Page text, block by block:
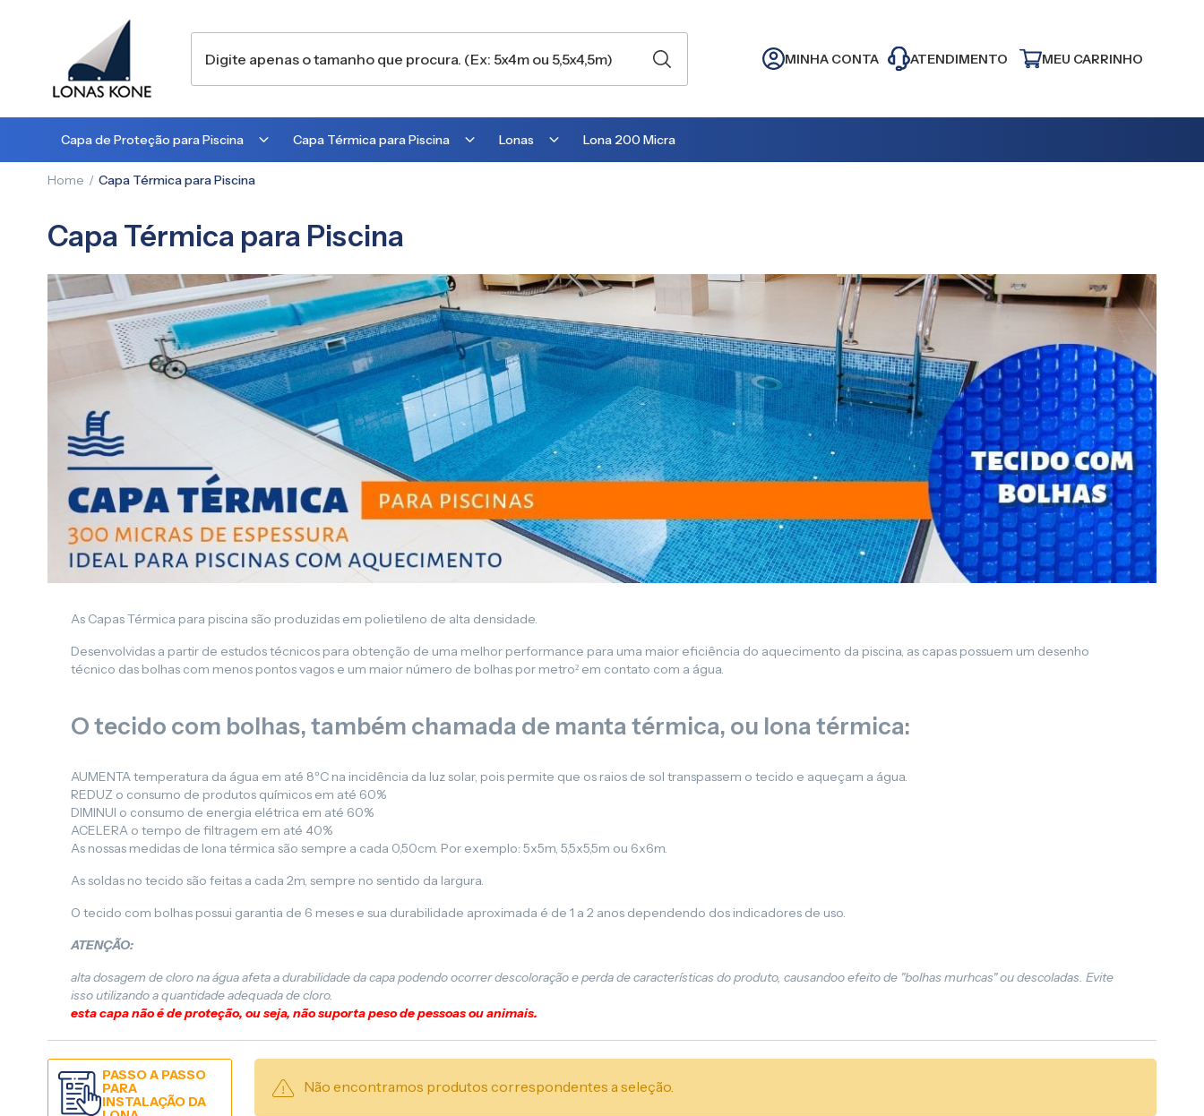
MINHA CONTA ATENDIMENTO MEU CARRINHO
Capa de Proteção para Piscina
300 MICRA
Capa Térmica para Piscina Lonas
Lona para Barraca
Lona para Camping
Lona para Estufa
Lona para cobrir Suculentas
Lona para Pergolado
Lona 200 Micra
Home Capa Térmica para Piscina
Capa Térmica para Piscina
As Capas Térmica para piscina são produzidas em polietileno de alta densidade.
Desenvolvidas a partir de estudos técnicos para obtenção de uma melhor performance para uma maior eficiência do aquecimento da piscina, as capas possuem um desenho
técnico das bolhas com menos pontos vagos e um maior número de bolhas por metro² em contato com a água.
O tecido com bolhas, também chamada de manta térmica, ou lona térmica:
AUMENTA temperatura da água em até 8ºC na incidência da luz solar, pois permite que os raios de sol transpassem o tecido e aqueçam a água.
REDUZ o consumo de produtos químicos em até 60%
DIMINUI o consumo de energia elétrica em até 60%
ACELERA o tempo de filtragem em até 40%
As nossas medidas de lona térmica são sempre a cada 0,50cm. Por exemplo: 5x5m, 5,5x5,5m ou 6x6m.
As soldas no tecido são feitas a cada 2m, sempre no sentido da largura.
O tecido com bolhas possui garantia de 6 meses e sua durabilidade aproximada é de 1 a 2 anos dependendo dos indicadores de uso.
ATENÇÃO:
alta dosagem de cloro na água afeta a durabilidade da capa podendo ocorrer descoloração e perda de características do produto, causandoo efeito de "bolhas murhcas" ou descoladas. Evite
isso utilizando a quantidade adequada de cloro.
esta capa não é de proteção, ou seja, não suporta peso de pessoas ou animais.
Não encontramos produtos correspondentes a seleção.
PASSO A PASSO
PARA
INSTALAÇÃO DA